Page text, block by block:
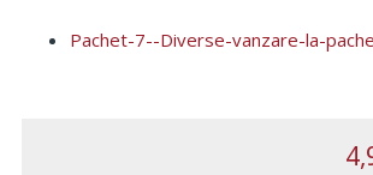
Pachet-7--Diverse-vanzare-la-